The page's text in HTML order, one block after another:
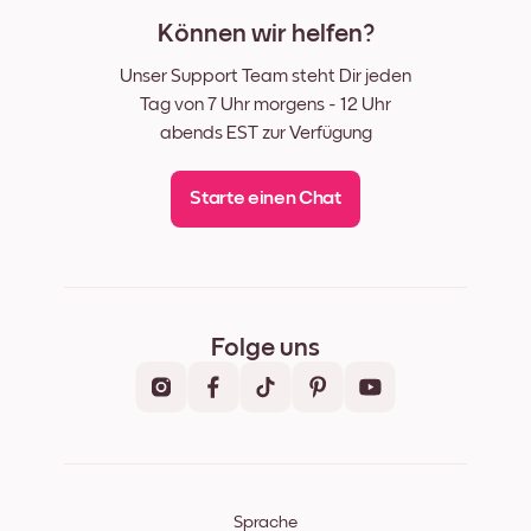
Können wir helfen?
Unser Support Team steht Dir jeden
Tag von 7 Uhr morgens - 12 Uhr
abends EST zur Verfügung
Starte einen Chat
Folge uns
Sprache